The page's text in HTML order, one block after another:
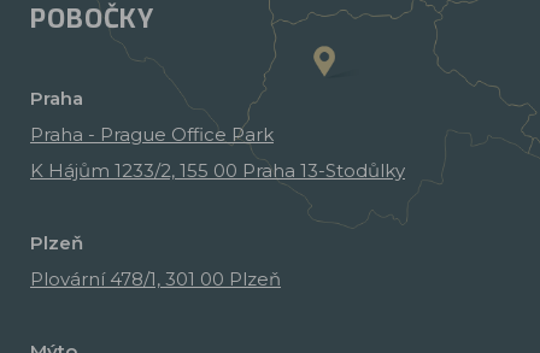
POBOČKY
Praha
Praha - Prague Office Park
K Hájům 1233/2, 155 00 Praha 13-Stodůlky
Plzeň
Plovární 478/1, 301 00 Plzeň